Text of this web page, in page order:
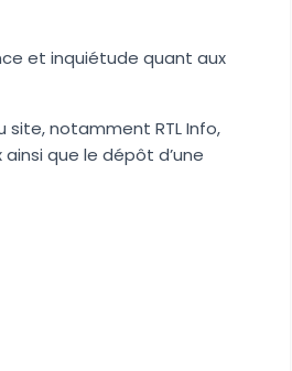
et inquiétude quant aux
site, notamment RTL Info,
ainsi que le dépôt d’une